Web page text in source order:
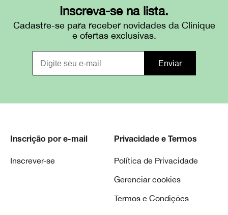
Inscreva-se na lista.
Cadastre-se para receber novidades da Clinique
e ofertas exclusivas.
Inscrição por e-mail
Inscrever-se
Privacidade e Termos
Política de Privacidade
Gerenciar cookies
Termos e Condições